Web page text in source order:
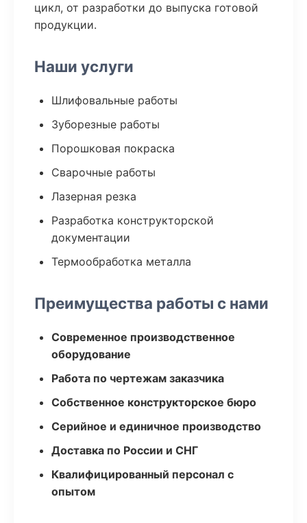
цикл, от разработки до выпуска готовой
продукции.
Наши услуги
Шлифовальные работы
Зуборезные работы
Порошковая покраска
Сварочные работы
Лазерная резка
Разработка конструкторской
документации
Термообработка металла
Преимущества работы с нами
Современное производственное
оборудование
Работа по чертежам заказчика
Собственное конструкторское бюро
Серийное и единичное производство
Доставка по России и СНГ
Квалифицированный персонал с
опытом